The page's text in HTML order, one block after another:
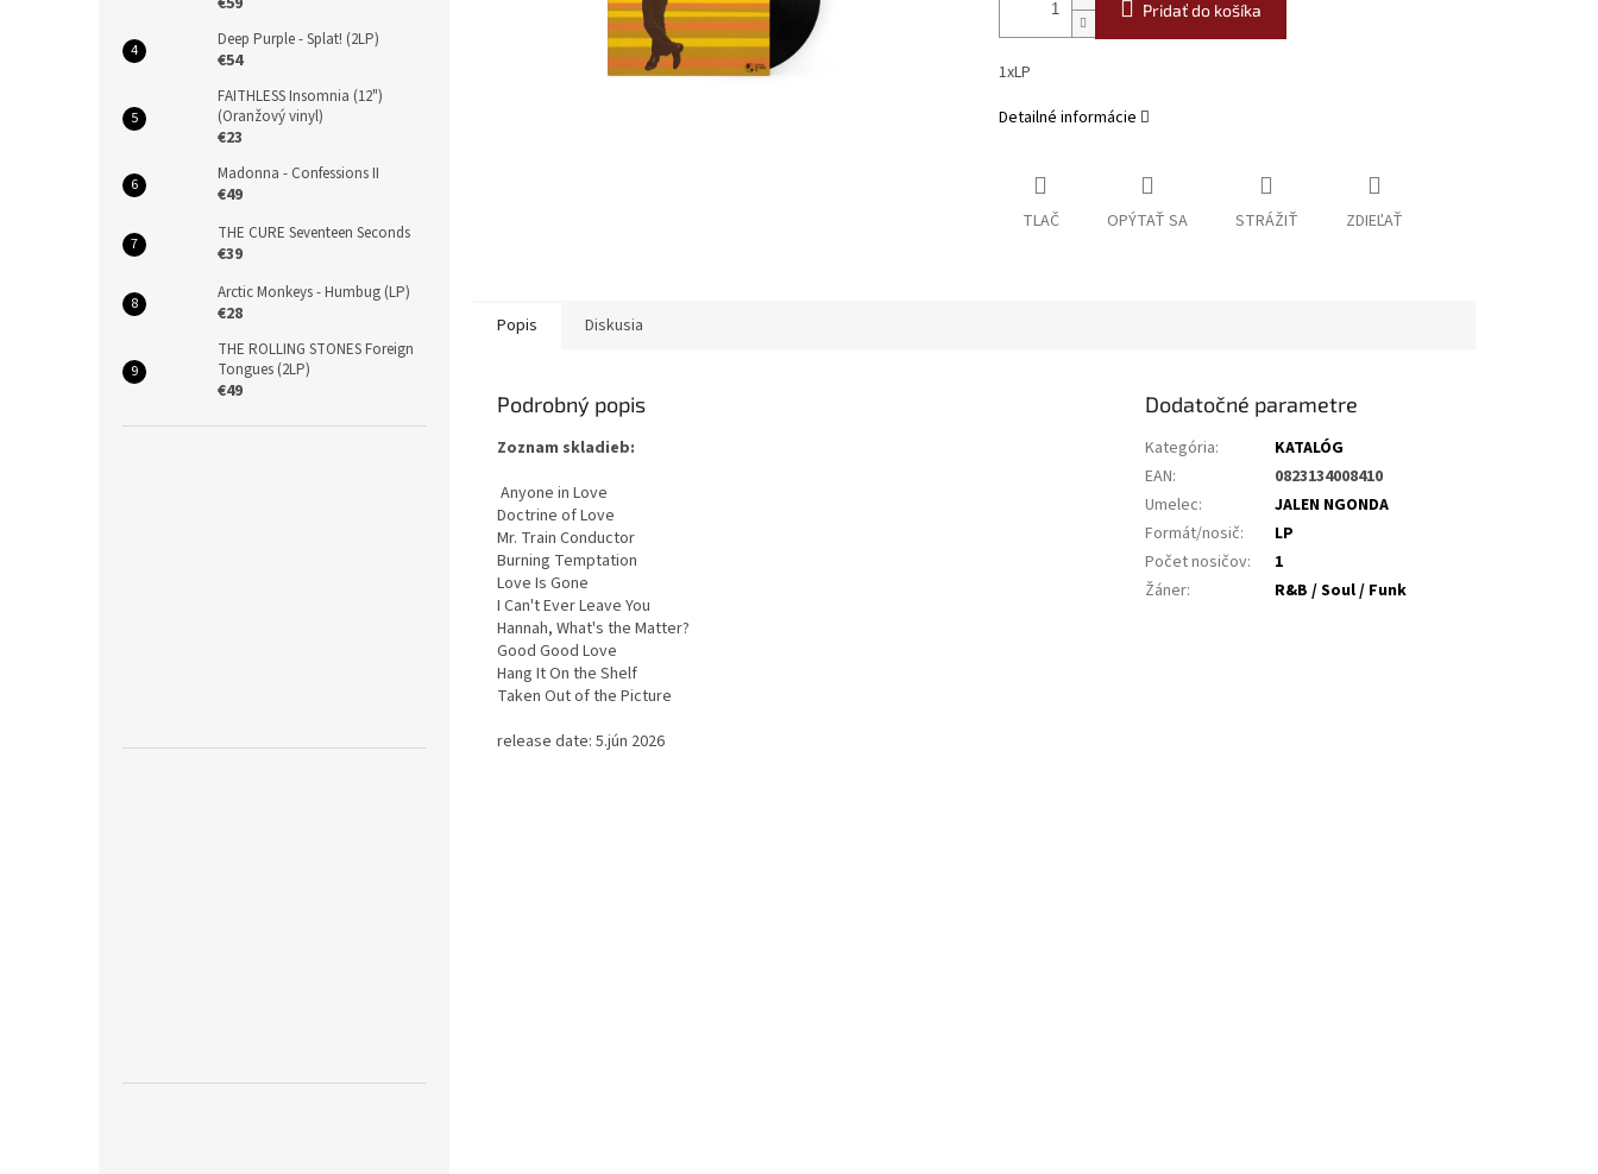
Deep Purple - Splat! (2LP)
€54
FAITHLESS Insomnia (12")
(Oranžový vinyl)
€23
Madonna - Confessions II
€49
THE CURE Seventeen Seconds
€39
Arctic Monkeys - Humbug (LP)
€28
THE ROLLING STONES Foreign
Tongues (2LP)
€49
Pridať do košíka
1xLP
Detailné informácie
TLAČ OPÝTAŤ SA STRÁŽIŤ ZDIEĽAŤ
Popis Diskusia
Podrobný popis
Zoznam skladieb:
Anyone in Love
Doctrine of Love
Mr. Train Conductor
Burning Temptation
Love Is Gone
I Can't Ever Leave You
Hannah, What's the Matter?
Good Good Love
Hang It On the Shelf
Taken Out of the Picture
release date: 5.jún 2026
Dodatočné parametre
Kategória:
KATALÓG
EAN:
0823134008410
Umelec:
JALEN NGONDA
Formát/nosič:
LP
Počet nosičov:
1
Žáner: R&B / Soul / Funk